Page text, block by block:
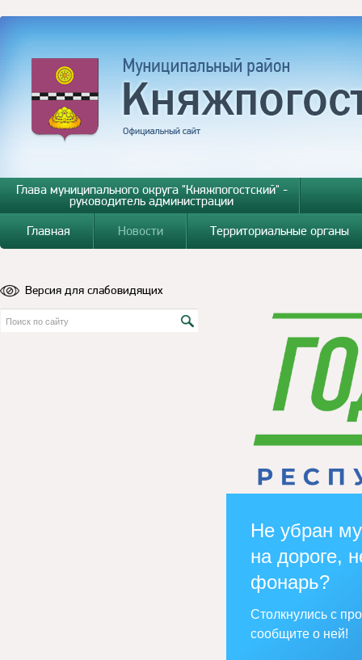
Глава муниципального округа "Княжпогостский" -
руководитель администрации
Главная
Новости Территориальные органы
Версия для слабовидящих
Не убран
на дороге,
фонарь?
Столкнулись с
сообщите о ней!